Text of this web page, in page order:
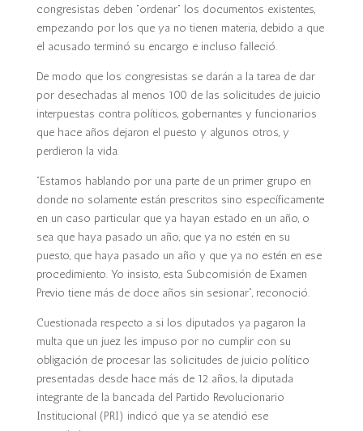
congresistas deben “ordenar” los documentos existentes,
empezando por los que ya no tienen materia, debido a que
el acusado terminó su encargo e incluso falleció.
De modo que los congresistas se darán a la tarea de dar
por desechadas al menos 100 de las solicitudes de juicio
interpuestas contra políticos, gobernantes y funcionarios
que hace años dejaron el puesto y algunos otros, y
perdieron la vida.
“Estamos hablando por una parte de un primer grupo en
donde no solamente están prescritos sino específicamente
en un caso particular que ya hayan estado en un año, o
sea que haya pasado un año, que ya no estén en su
puesto, que haya pasado un año y que ya no estén en ese
procedimiento. Yo insisto, esta Subcomisión de Examen
Previo tiene más de doce años sin sesionar”, reconoció.
Cuestionada respecto a si los diputados ya pagaron la
multa que un juez les impuso por no cumplir con su
obligación de procesar las solicitudes de juicio político
presentadas desde hace más de 12 años, la diputada
integrante de la bancada del Partido Revolucionario
Institucional (PRI) indicó que ya se atendió ese